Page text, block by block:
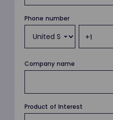
Phone number
Company name
Product of Interest